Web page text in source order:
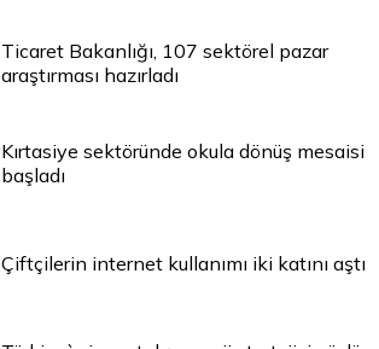
Ticaret Bakanlığı, 107 sektörel pazar
araştırması hazırladı
Kırtasiye sektöründe okula dönüş mesaisi
başladı
Çiftçilerin internet kullanımı iki katını aştı